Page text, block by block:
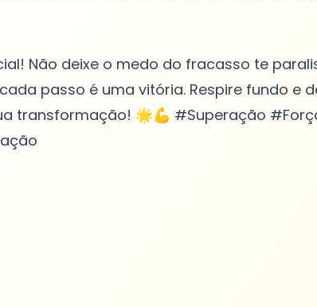
Não deixe o medo do fracasso te
passo é uma vitória. Respire fundo e
transformação! 🌟💪 #Superação